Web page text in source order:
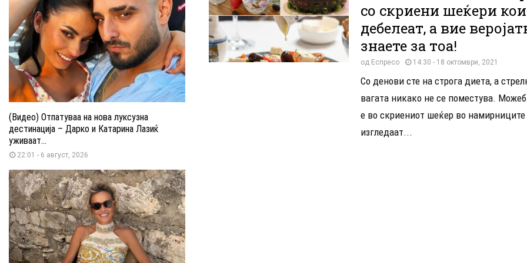
со скриени шеќери
дебелеат, а вие
знаете за тоа!
од Еспресо 14:30 - 18 октомври, 2021
Со денови сте на строга диета, а
вагата никако не се поместува.
е во скриениот шеќер во
изгледаат...
(Видео) Отпатуваа на нова луксузна
дестинација – Дарко и Катарина Лазиќ
уживаат...
22:01 - 6 август, 2026